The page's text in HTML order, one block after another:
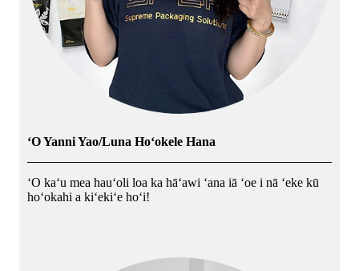
ʻO Yanni Yao/Luna Hoʻokele Hana
ʻO kaʻu mea hauʻoli loa ka hāʻawi ʻana iā ʻoe i nā ʻeke kū
hoʻokahi a kiʻekiʻe hoʻi!